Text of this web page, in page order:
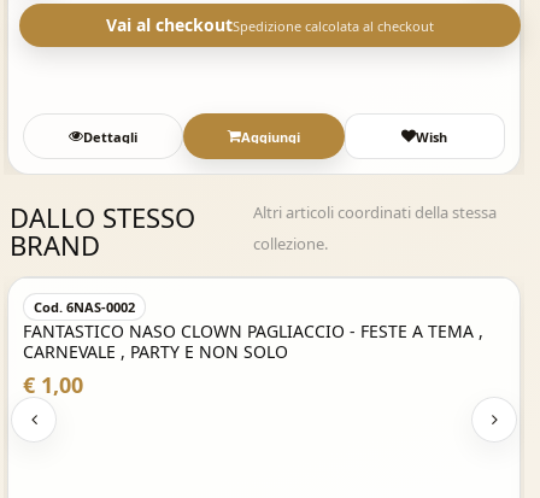
Vai al checkoutSpedizione calcolata al checkout
Dettagli Aggiungi Wish
DALLO STESSO
BRAND
Altri articoli coordinati della stessa
collezione.
Acquisto Veloce
Cod. 6NAS-0002
FANTASTICO NASO CLOWN PAGLIACCIO - FESTE A TEMA ,
CARNEVALE , PARTY E NON SOLO
€ 1,00